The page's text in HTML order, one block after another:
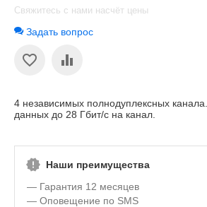
Свяжитесь с нами насчёт цены
Задать вопрос
4 независимых полнодуплексных
данных до 28 Гбит/с на канал.
Наши преимущества
— Гарантия 12 месяцев
— Оповещение по SMS